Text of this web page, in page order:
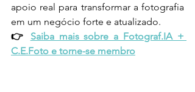
apoio real para transformar a fotografia
em um negócio forte e atualizado.
👉 Saiba mais sobre a Fotograf.IA +
C.E.Foto e torne-se membro